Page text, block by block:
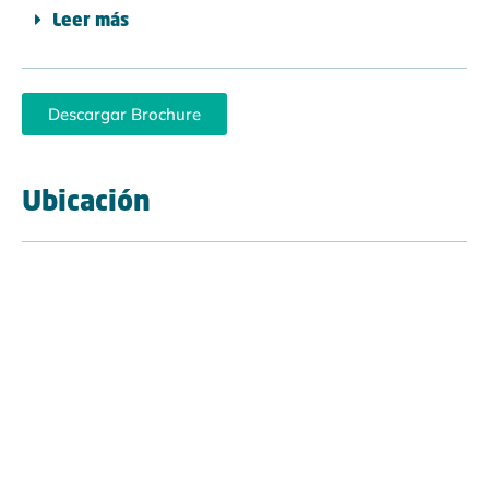
Leer más
Descargar Brochure
Ubicación